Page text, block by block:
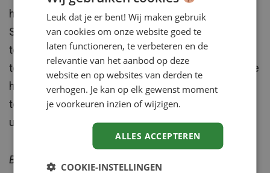
het juist demotiveren. Volgens het onderzoek van
Sharp is het raadzaam goed te inventariseren welke
tools en apparaten echt belangrijk zijn om de
tevredenheid ten opzichte van technologie op peil te
houden. Met als gouden tip de jonge generatie niet
te vergeten, zij groeien de komende 10 jaar immers
uit tot de meerderheid van het personeelsbestand.
Bron: Sharp.nl
Leuk dat je er bent! Wij maken gebruik
van cookies om onze website goed te
laten functioneren, te verbeteren en de
relevantie van het aanbod op deze
website en op websites van derden te
verhogen. Je kan op elk gewenst moment
je voorkeuren inzien of wijzigen.
ALLES ACCEPTEREN
COOKIE-INSTELLINGEN